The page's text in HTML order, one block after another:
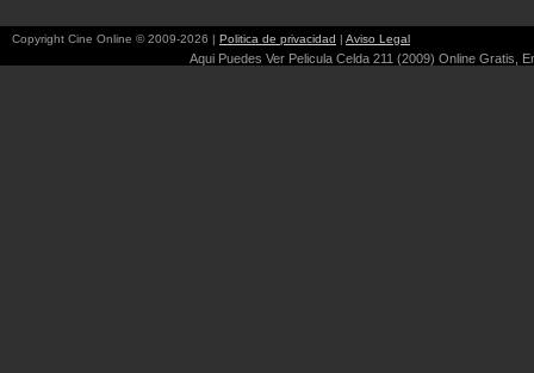
Copyright Cine Online © 2009-2026 | Politica de privacidad | Aviso Legal
Aqui Puedes Ver Pelicula Celda 211 (2009) Online Gratis,